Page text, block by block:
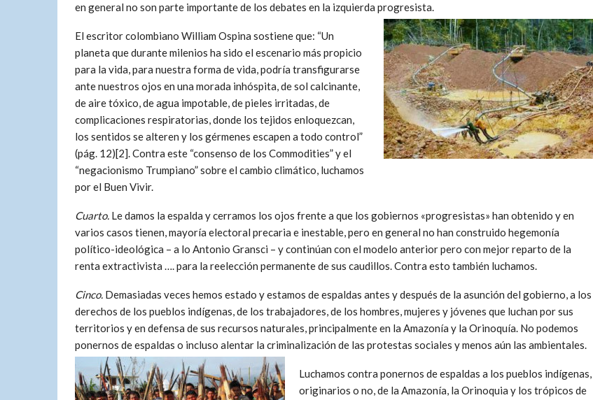
en general no son parte importante de los debates en la izquierda progresista.
El escritor colombiano William Ospina sostiene que: “Un
planeta que durante milenios ha sido el escenario más propicio
para la vida, para nuestra forma de vida, podría transfigurarse
ante nuestros ojos en una morada inhóspita, de sol calcinante,
de aire tóxico, de agua impotable, de pieles irritadas, de
complicaciones respiratorias, donde los tejidos enloquezcan,
los sentidos se alteren y los gérmenes escapen a todo control”
(pág. 12)[2]. Contra este “consenso de los Commodities” y el
“negacionismo Trumpiano” sobre el cambio climático, luchamos
por el Buen Vivir.
Cuarto. Le damos la espalda y cerramos los ojos frente a que los gobiernos «progresistas» han obtenido y en
varios casos tienen, mayoría electoral precaria e inestable, pero en general no han construido hegemonía
político-ideológica – a lo Antonio Gransci – y continúan con el modelo anterior pero con mejor reparto de la
renta extractivista …. para la reelección permanente de sus caudillos. Contra esto también luchamos.
Cinco. Demasiadas veces hemos estado y estamos de espaldas antes y después de la asunción del gobierno, a los
derechos de los pueblos indígenas, de los trabajadores, de los hombres, mujeres y jóvenes que luchan por sus
territorios y en defensa de sus recursos naturales, principalmente en la Amazonía y la Orinoquía. No podemos
ponernos de espaldas o incluso alentar la criminalización de las protestas sociales y menos aún las ambientales.
Luchamos contra ponernos de espaldas a los pueblos indígenas,
originarios o no, de la Amazonía, la Orinoquia y los trópicos de